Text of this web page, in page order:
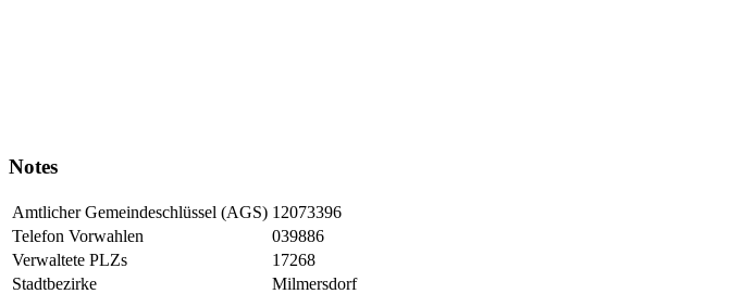
Notes
Amtlicher Gemeindeschlüssel (AGS) 12073396
Telefon Vorwahlen
039886
Verwaltete PLZs
17268
Stadtbezirke
Milmersdorf